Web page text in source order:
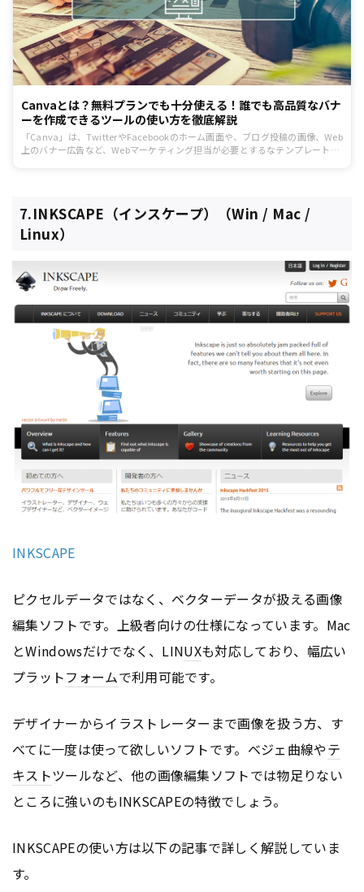
Canvaとは？無料プランでも十分使える！誰でも高品質なバナ
ーを作成できるツールの使い方を徹底解説
「Canva」は、TwitterやFacebookのホーム画面や、ブログ投稿の画像、Web
上のバナー広告など、Webマーケティング担当が必要とするなテンプレートが
7.INKSCAPE（インスケープ）（Win / Mac /
Linux）
INKSCAPE
ピクセルデータではなく、ベクターデータが扱える画像
編集ソフトです。上級者向けの仕様になっています。Mac
とWindowsだけでなく、LINUXも対応しており、幅広い
プラットフォームで利用可能です。
デザイナーからイラストレーターまで画像を扱う方、す
べてに一度は使って欲しいソフトです。ベジェ曲線やテ
キストツールなど、他の画像編集ソフトでは物足りない
ところに強いのもINKSCAPEの特徴でしょう。
INKSCAPEの使い方は以下の記事で詳しく解説していま
す。